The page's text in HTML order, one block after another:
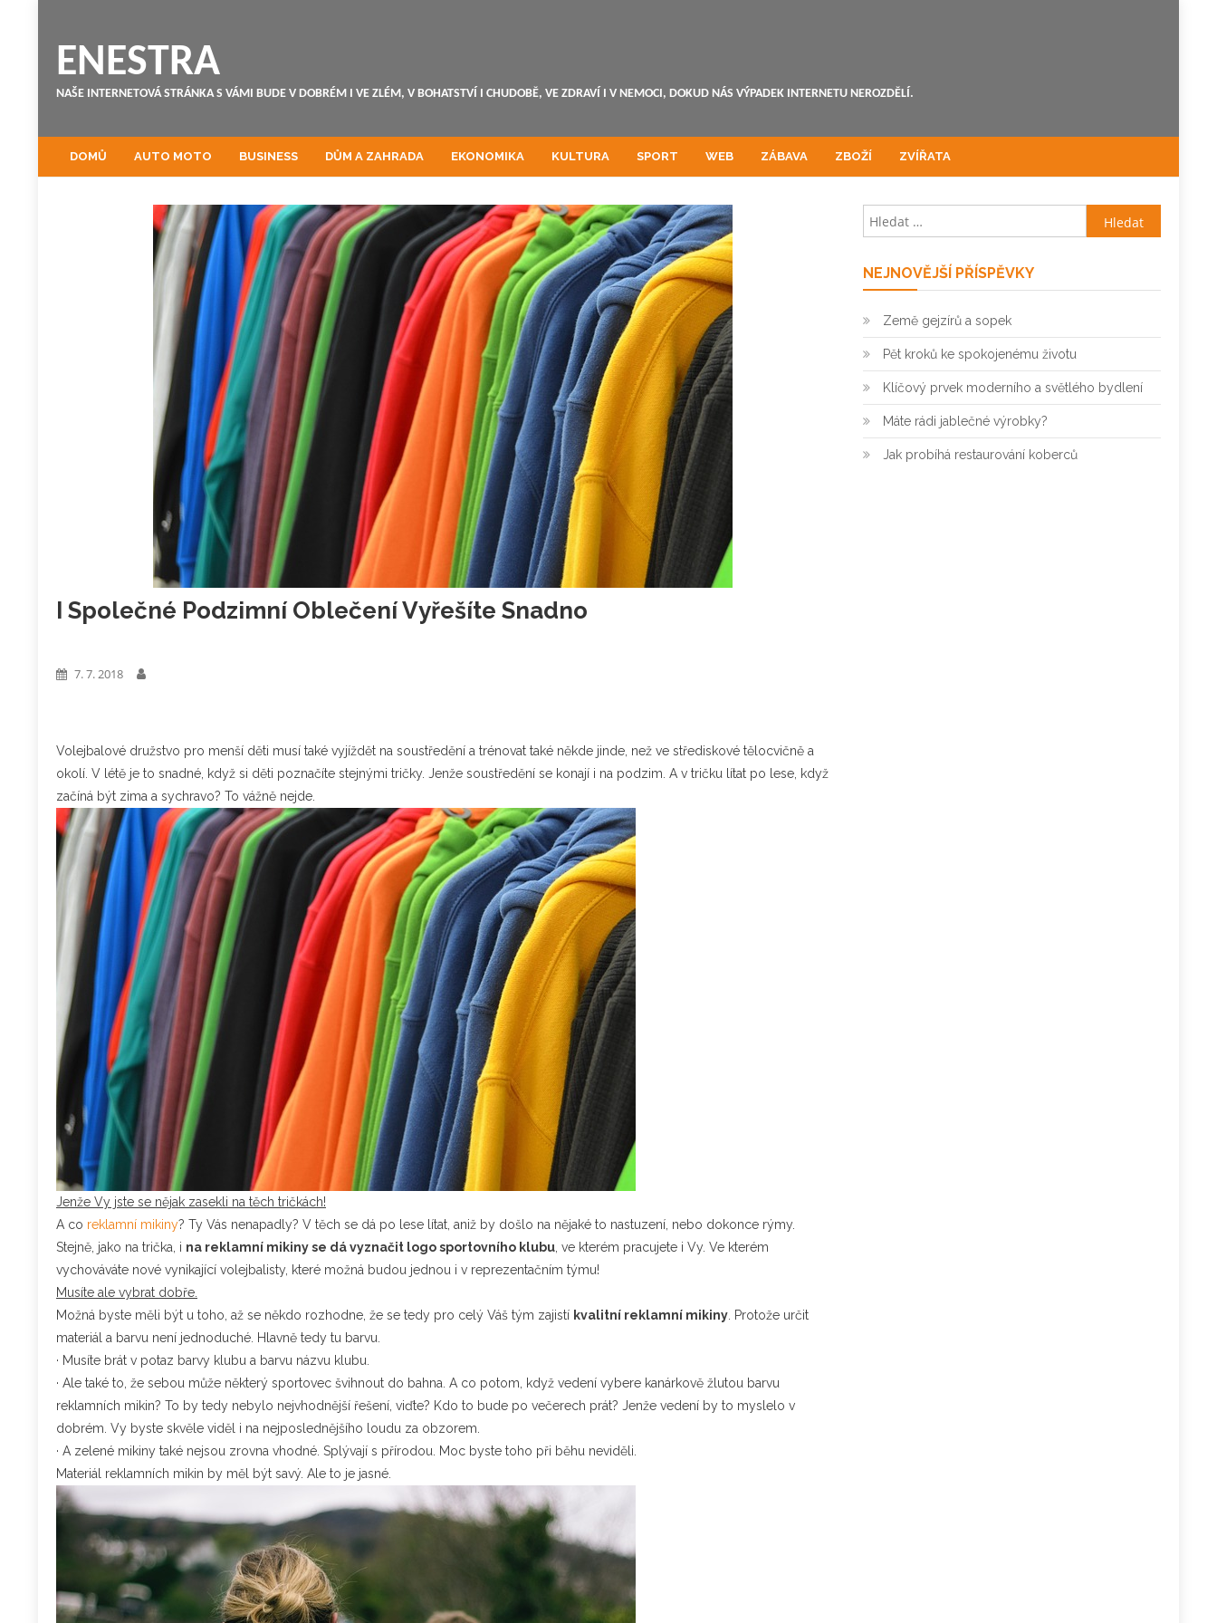
ENESTRA
NAŠE INTERNETOVÁ STRÁNKA S VÁMI BUDE V DOBRÉM I VE ZLÉM, V BOHATSTVÍ I CHUDOBĚ, VE ZDRAVÍ I V NEMOCI, DOKUD NÁS VÝPADEK INTERNETU NEROZDĚLÍ.
DOMŮ AUTO MOTO BUSINESS DŮM A ZAHRADA EKONOMIKA KULTURA SPORT WEB ZÁBAVA ZBOŽÍ ZVÍŘATA
I Společné Podzimní Oblečení Vyřešíte Snadno
7. 7. 2018
Volejbalové družstvo pro menší děti musí také vyjíždět na soustředění a trénovat také někde jinde, než ve střediskové tělocvičně a
okolí. V létě je to snadné, když si děti poznačíte stejnými tričky. Jenže soustředění se konají i na podzim. A v tričku lítat po lese, když
začíná být zima a sychravo? To vážně nejde.
Jenže Vy jste se nějak zasekli na těch tričkách!
A co reklamní mikiny? Ty Vás nenapadly? V těch se dá po lese lítat, aniž by došlo na nějaké to nastuzení, nebo dokonce rýmy.
Stejně, jako na trička, i na reklamní mikiny se dá vyznačit logo sportovního klubu , ve kterém pracujete i Vy. Ve kterém
vychováváte nové vynikající volejbalisty, které možná budou jednou i v reprezentačním týmu!
Musíte ale vybrat dobře.
Možná byste měli být u toho, až se někdo rozhodne, že se tedy pro celý Váš tým zajistí kvalitní reklamní mikiny . Protože určit
materiál a barvu není jednoduché. Hlavně tedy tu barvu.
· Musíte brát v potaz barvy klubu a barvu názvu klubu.
· Ale také to, že sebou může některý sportovec švihnout do bahna. A co potom, když vedení vybere kanárkově žlutou barvu
reklamních mikin? To by tedy nebylo nejvhodnější řešení, viďte? Kdo to bude po večerech prát? Jenže vedení by to myslelo v
dobrém. Vy byste skvěle viděl i na nejposlednějšího loudu za obzorem.
· A zelené mikiny také nejsou zrovna vhodné. Splývají s přírodou. Moc byste toho při běhu neviděli.
Materiál reklamních mikin by měl být savý. Ale to je jasné.
Vyhledávání
NEJNOVĚJŠÍ PŘÍSPĚVKY
Země gejzírů a sopek
Pět kroků ke spokojenému životu
Klíčový prvek moderního a světlého bydlení
Máte rádi jablečné výrobky?
Jak probíhá restaurování koberců